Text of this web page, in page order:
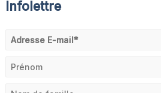
Infolettre